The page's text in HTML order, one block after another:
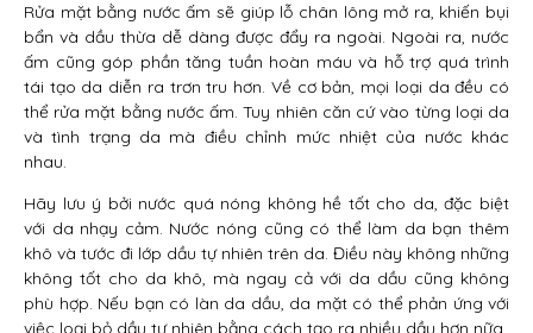
Rửa mặt bằng nước ấm sẽ giúp lỗ chân lông mở ra, khiến bụi
bẩn và dầu thừa dễ dàng được đẩy ra ngoài. Ngoài ra, nước
ấm cũng góp phần tăng tuần hoàn máu và hỗ trợ quá trình
tái tạo da diễn ra trơn tru hơn. Về cơ bản, mọi loại da đều có
thể rửa mặt bằng nước ấm. Tuy nhiên căn cứ vào từng loại da
và tình trạng da mà điều chỉnh mức nhiệt của nước khác
nhau.
Hãy lưu ý bởi nước quá nóng không hề tốt cho da, đặc biệt
với da nhạy cảm. Nước nóng cũng có thể làm da bạn thêm
khô và tước đi lớp dầu tự nhiên trên da. Điều này không những
không tốt cho da khô, mà ngay cả với da dầu cũng không
phù hợp. Nếu bạn có làn da dầu, da mặt có thể phản ứng với
việc loại bỏ dầu tự nhiên bằng cách tạo ra nhiều dầu hơn nữa.